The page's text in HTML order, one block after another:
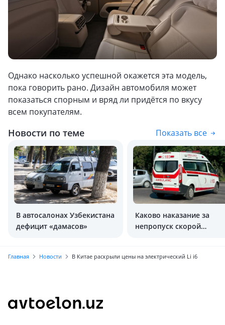
Однако насколько успешной окажется эта модель,
пока говорить рано. Дизайн автомобиля может
показаться спорным и вряд ли придётся по вкусу
всем покупателям.
Новости по теме Показать все
В автосалонах Узбекистана
дефицит «дамасов»
Каково наказание за
непропуск скорой
Главная Новости В Китае раскрыли цены на электрический Li i6